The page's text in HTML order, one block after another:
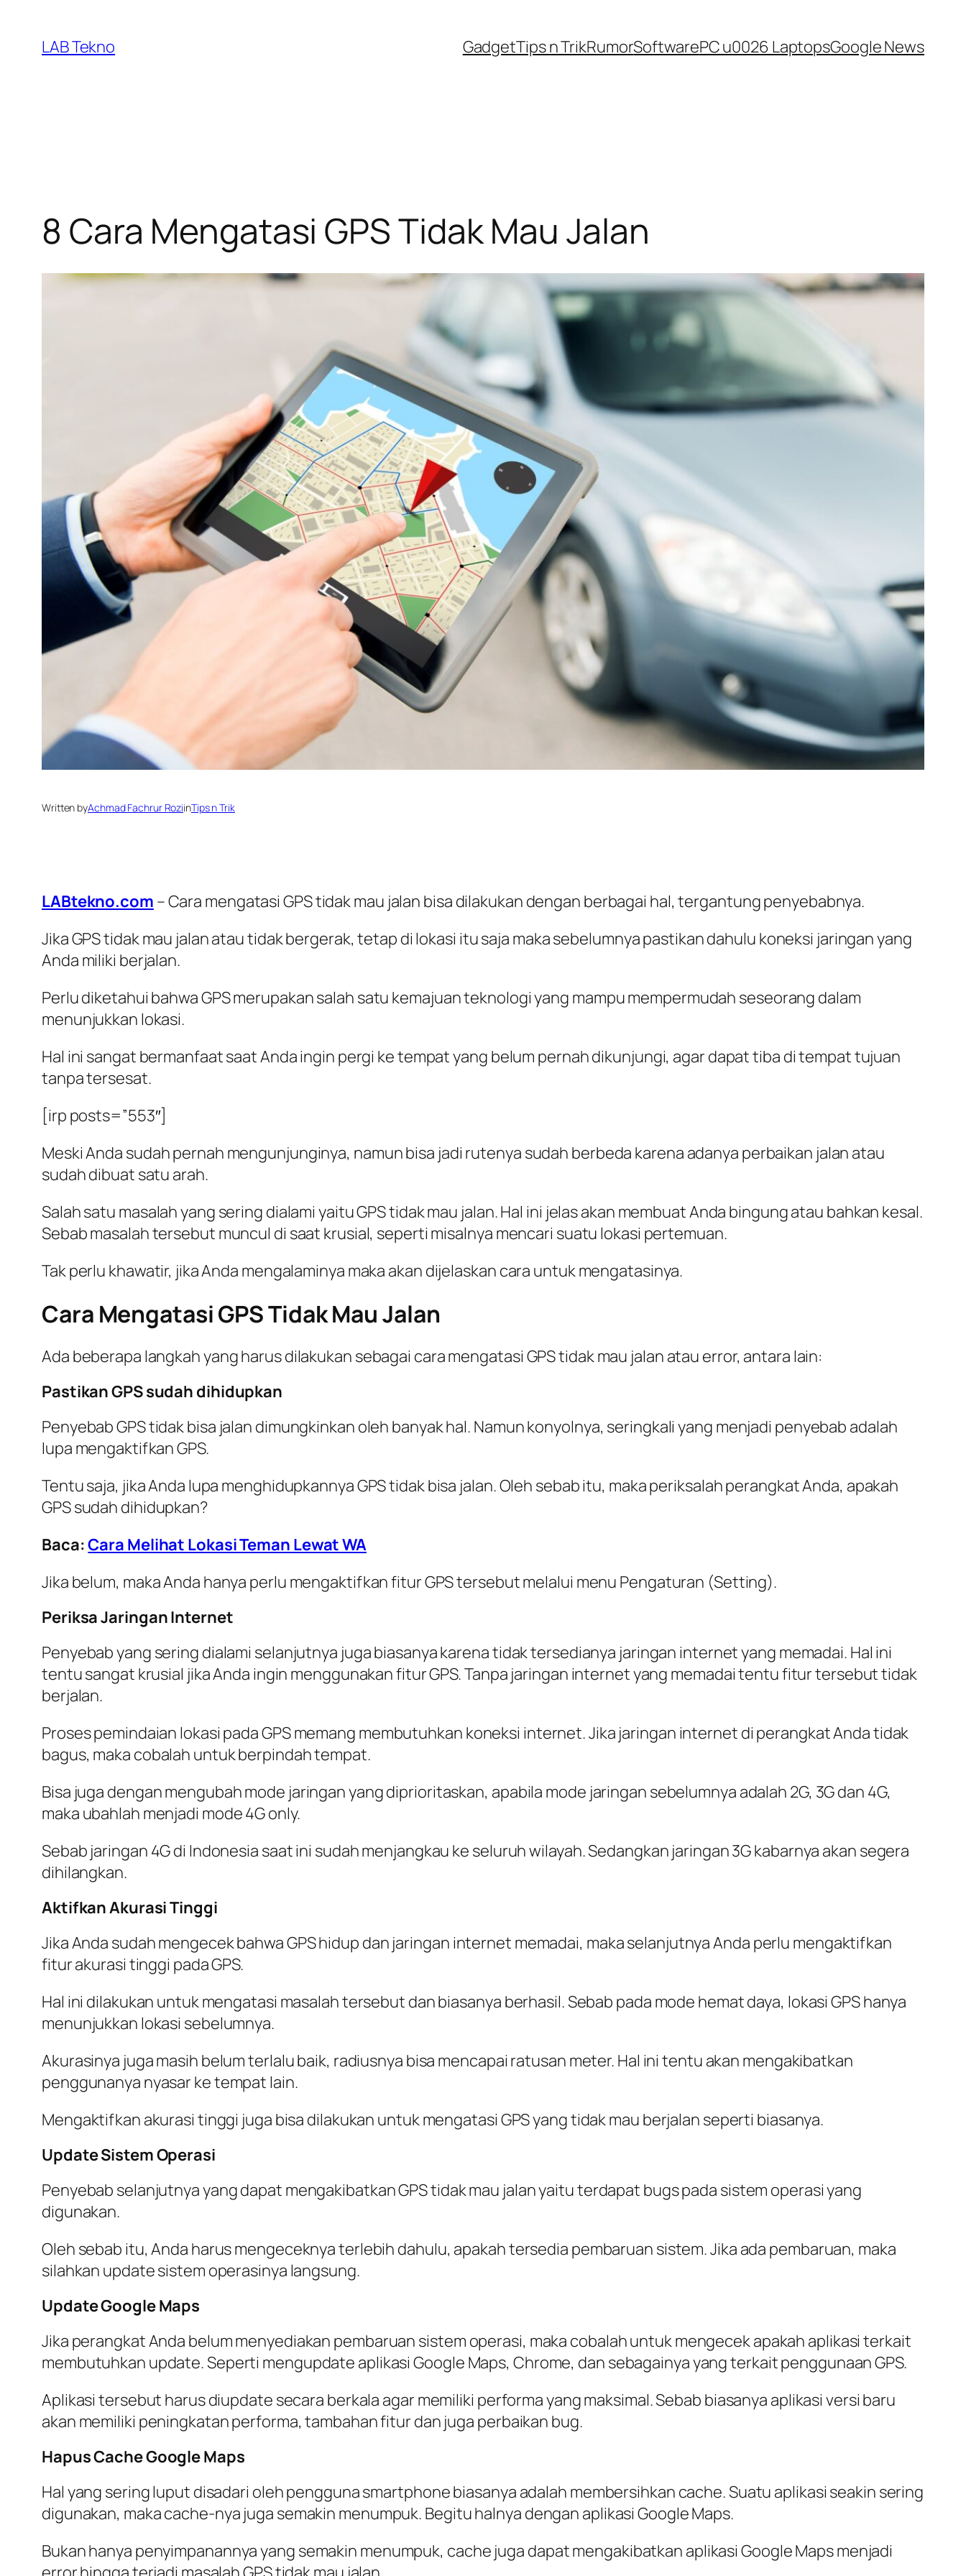
content
LAB Tekno GadgetTips n TrikRumorSoftwarePC u0026 LaptopsGoogle News
8 Cara Mengatasi GPS Tidak Mau Jalan
Written byAchmad Fachrur RoziinTips n Trik
LABtekno.com – Cara mengatasi GPS tidak mau jalan bisa dilakukan dengan berbagai hal, tergantung penyebabnya.
Jika GPS tidak mau jalan atau tidak bergerak, tetap di lokasi itu saja maka sebelumnya pastikan dahulu koneksi jaringan yang
Anda miliki berjalan.
Perlu diketahui bahwa GPS merupakan salah satu kemajuan teknologi yang mampu mempermudah seseorang dalam
menunjukkan lokasi.
Hal ini sangat bermanfaat saat Anda ingin pergi ke tempat yang belum pernah dikunjungi, agar dapat tiba di tempat tujuan
tanpa tersesat.
[irp posts=”553″]
Meski Anda sudah pernah mengunjunginya, namun bisa jadi rutenya sudah berbeda karena adanya perbaikan jalan atau
sudah dibuat satu arah.
Salah satu masalah yang sering dialami yaitu GPS tidak mau jalan. Hal ini jelas akan membuat Anda bingung atau bahkan kesal.
Sebab masalah tersebut muncul di saat krusial, seperti misalnya mencari suatu lokasi pertemuan.
Tak perlu khawatir, jika Anda mengalaminya maka akan dijelaskan cara untuk mengatasinya.
Cara Mengatasi GPS Tidak Mau Jalan
Ada beberapa langkah yang harus dilakukan sebagai cara mengatasi GPS tidak mau jalan atau error, antara lain:
Pastikan GPS sudah dihidupkan
Penyebab GPS tidak bisa jalan dimungkinkan oleh banyak hal. Namun konyolnya, seringkali yang menjadi penyebab adalah
lupa mengaktifkan GPS.
Tentu saja, jika Anda lupa menghidupkannya GPS tidak bisa jalan. Oleh sebab itu, maka periksalah perangkat Anda, apakah
GPS sudah dihidupkan?
Baca:Cara Melihat Lokasi Teman Lewat WA
Jika belum, maka Anda hanya perlu mengaktifkan fitur GPS tersebut melalui menu Pengaturan (Setting).
Periksa Jaringan Internet
Penyebab yang sering dialami selanjutnya juga biasanya karena tidak tersedianya jaringan internet yang memadai. Hal ini
tentu sangat krusial jika Anda ingin menggunakan fitur GPS. Tanpa jaringan internet yang memadai tentu fitur tersebut tidak
berjalan.
Proses pemindaian lokasi pada GPS memang membutuhkan koneksi internet. Jika jaringan internet di perangkat Anda tidak
bagus, maka cobalah untuk berpindah tempat.
Bisa juga dengan mengubah mode jaringan yang diprioritaskan, apabila mode jaringan sebelumnya adalah 2G, 3G dan 4G,
maka ubahlah menjadi mode 4G only.
Sebab jaringan 4G di Indonesia saat ini sudah menjangkau ke seluruh wilayah. Sedangkan jaringan 3G kabarnya akan segera
dihilangkan.
Aktifkan Akurasi Tinggi
Jika Anda sudah mengecek bahwa GPS hidup dan jaringan internet memadai, maka selanjutnya Anda perlu mengaktifkan
fitur akurasi tinggi pada GPS.
Hal ini dilakukan untuk mengatasi masalah tersebut dan biasanya berhasil. Sebab pada mode hemat daya, lokasi GPS hanya
menunjukkan lokasi sebelumnya.
Akurasinya juga masih belum terlalu baik, radiusnya bisa mencapai ratusan meter. Hal ini tentu akan mengakibatkan
penggunanya nyasar ke tempat lain.
Mengaktifkan akurasi tinggi juga bisa dilakukan untuk mengatasi GPS yang tidak mau berjalan seperti biasanya.
Update Sistem Operasi
Penyebab selanjutnya yang dapat mengakibatkan GPS tidak mau jalan yaitu terdapat bugs pada sistem operasi yang
digunakan.
Oleh sebab itu, Anda harus mengeceknya terlebih dahulu, apakah tersedia pembaruan sistem. Jika ada pembaruan, maka
silahkan update sistem operasinya langsung.
Update Google Maps
Jika perangkat Anda belum menyediakan pembaruan sistem operasi, maka cobalah untuk mengecek apakah aplikasi terkait
membutuhkan update. Seperti mengupdate aplikasi Google Maps, Chrome, dan sebagainya yang terkait penggunaan GPS.
Aplikasi tersebut harus diupdate secara berkala agar memiliki performa yang maksimal. Sebab biasanya aplikasi versi baru
akan memiliki peningkatan performa, tambahan fitur dan juga perbaikan bug.
Hapus Cache Google Maps
Hal yang sering luput disadari oleh pengguna smartphone biasanya adalah membersihkan cache. Suatu aplikasi seakin sering
digunakan, maka cache-nya juga semakin menumpuk. Begitu halnya dengan aplikasi Google Maps.
Bukan hanya penyimpanannya yang semakin menumpuk, cache juga dapat mengakibatkan aplikasi Google Maps menjadi